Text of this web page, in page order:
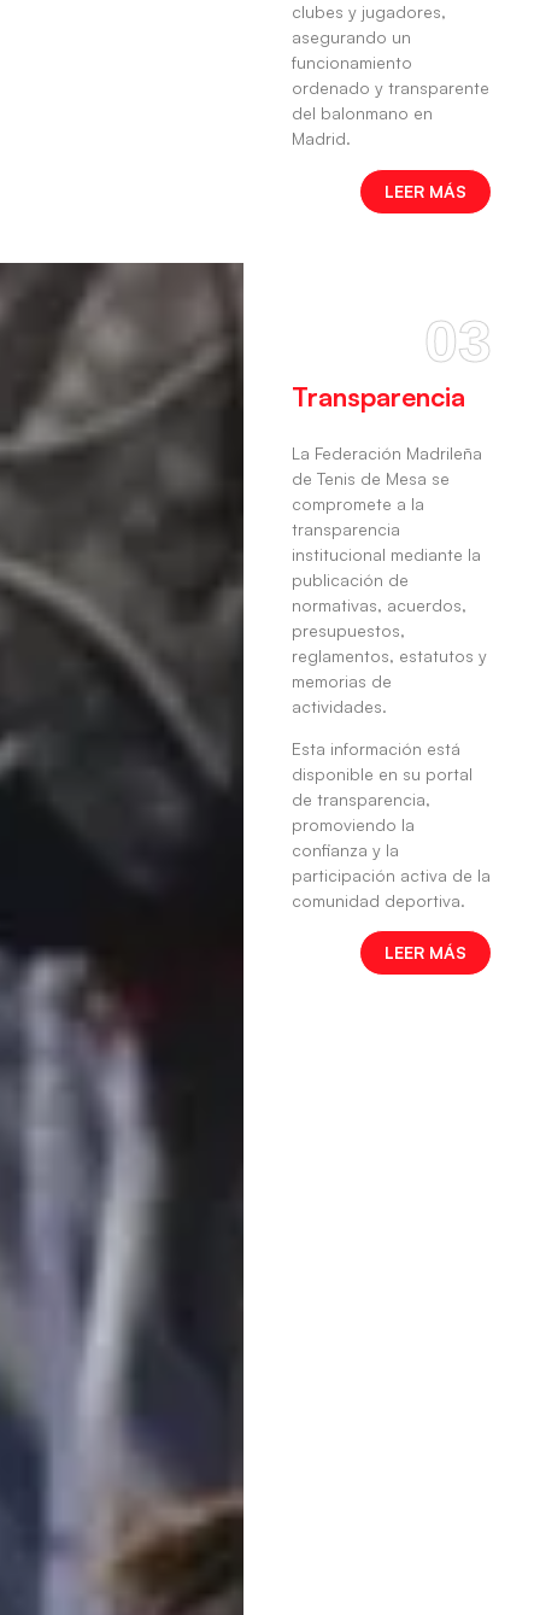
clubes y jugadores,
asegurando un
funcionamiento
ordenado y transparente
del balonmano en
Madrid.
LEER MÁS
03
Transparencia
La Federación Madrileña
de Tenis de Mesa se
compromete a la
transparencia
institucional mediante la
publicación de
normativas, acuerdos,
presupuestos,
reglamentos, estatutos y
memorias de
actividades.
Esta información está
disponible en su portal
de transparencia,
promoviendo la
confianza y la
participación activa de la
comunidad deportiva.
LEER MÁS